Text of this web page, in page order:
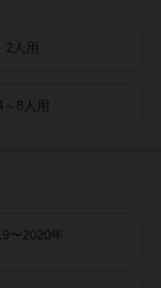
2人用
～8人用
〜2020年